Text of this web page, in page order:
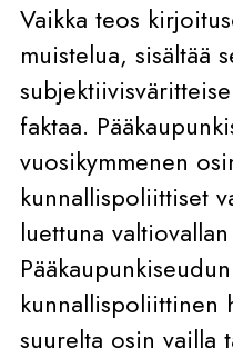
Vaikka teos
muistelua, sisältää
faktaa.
vuosikymmenen
kunnallispoliittiset
luettuna
kunnallispoliittinen
suurelta osin vailla